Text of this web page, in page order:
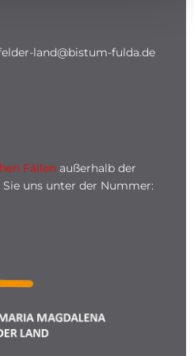
land@bistum-fulda.de
Fällen außerhalb der
uns unter der Nummer: